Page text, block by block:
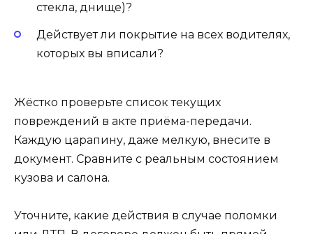
стекла, днище)?
Действует ли покрытие на всех водителях,
которых вы вписали?
Жёстко проверьте список текущих
повреждений в акте приёма-передачи.
Каждую царапину, даже мелкую, внесите в
документ. Сравните с реальным состоянием
кузова и салона.
Уточните, какие действия в случае поломки